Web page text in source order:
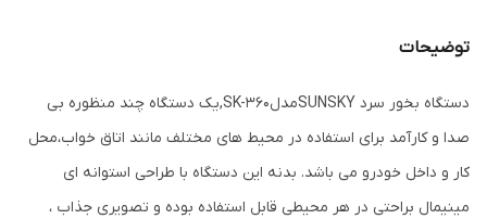
توضیحات
دستگاه بخور سرد SUNSKYمدلSK-360,یک دستگاه چند منظوره بی
صدا و کارآمد برای استفاده در محیط های مختلف مانند اتاق خواب،محل
کار و داخل خودرو می باشد. بدنه این دستگاه با طراحی استوانه ای
مینیمال براحتی در هر محیطی قابل استفاده بوده و تصویری جذاب ،